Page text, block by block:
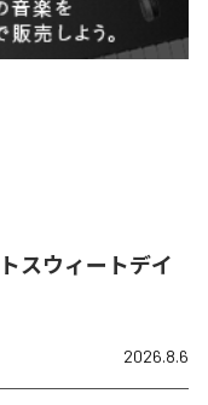
スウィートデイ
2026.8.6